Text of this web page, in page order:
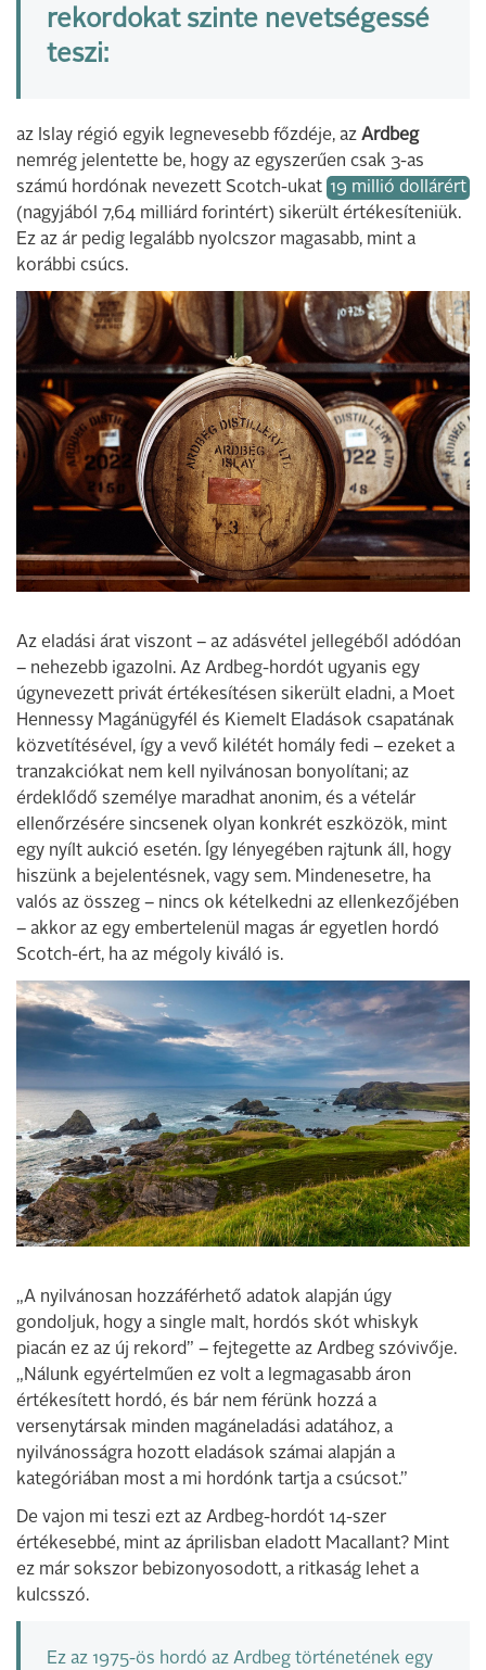
rekordokat szinte nevetségessé
teszi:
az Islay régió egyik legnevesebb főzdéje, az Ardbeg
nemrég jelentette be, hogy az egyszerűen csak 3-as
számú hordónak nevezett Scotch-ukat 19 millió dollárért
(nagyjából 7,64 milliárd forintért) sikerült értékesíteniük.
Ez az ár pedig legalább nyolcszor magasabb, mint a
korábbi csúcs.
Az eladási árat viszont – az adásvétel jellegéből adódóan
– nehezebb igazolni. Az Ardbeg-hordót ugyanis egy
úgynevezett privát értékesítésen sikerült eladni, a Moet
Hennessy Magánügyfél és Kiemelt Eladások csapatának
közvetítésével, így a vevő kilétét homály fedi – ezeket a
tranzakciókat nem kell nyilvánosan bonyolítani; az
érdeklődő személye maradhat anonim, és a vételár
ellenőrzésére sincsenek olyan konkrét eszközök, mint
egy nyílt aukció esetén. Így lényegében rajtunk áll, hogy
hiszünk a bejelentésnek, vagy sem. Mindenesetre, ha
valós az összeg – nincs ok kételkedni az ellenkezőjében
– akkor az egy embertelenül magas ár egyetlen hordó
Scotch-ért, ha az mégoly kiváló is.
„A nyilvánosan hozzáférhető adatok alapján úgy
gondoljuk, hogy a single malt, hordós skót whiskyk
piacán ez az új rekord” – fejtegette az Ardbeg szóvivője.
„Nálunk egyértelműen ez volt a legmagasabb áron
értékesített hordó, és bár nem férünk hozzá a
versenytársak minden magáneladási adatához, a
nyilvánosságra hozott eladások számai alapján a
kategóriában most a mi hordónk tartja a csúcsot.”
De vajon mi teszi ezt az Ardbeg-hordót 14-szer
értékesebbé, mint az áprilisban eladott Macallant? Mint
ez már sokszor bebizonyosodott, a ritkaság lehet a
kulcsszó.
Ez az 1975-ös hordó az Ardbeg történetének egy